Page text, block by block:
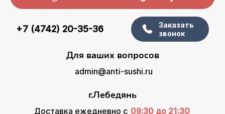
+7 (4742) 20-35-36
Заказать
звонок
Для ваших вопросов
admin@anti-sushi.ru
г.Лебедянь
Доставка ежедневно с 09:30 до 21:30